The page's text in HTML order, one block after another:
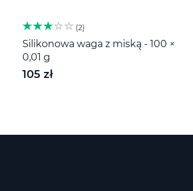
2
Silikonowa waga z miską - 100 ×
0,01 g
105 zł